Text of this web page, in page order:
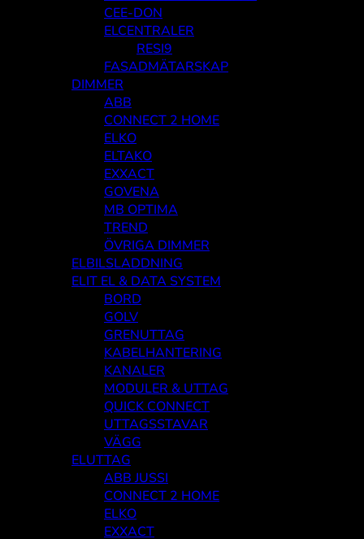
CEE-DON
ELCENTRALER
RESI9
FASADMÄTARSKAP
DIMMER
ABB
CONNECT 2 HOME
ELKO
ELTAKO
EXXACT
GOVENA
MB OPTIMA
TREND
ÖVRIGA DIMMER
ELBILSLADDNING
ELIT EL & DATA SYSTEM
BORD
GOLV
GRENUTTAG
KABELHANTERING
KANALER
MODULER & UTTAG
QUICK CONNECT
UTTAGSSTAVAR
VÄGG
ELUTTAG
ABB JUSSI
CONNECT 2 HOME
ELKO
EXXACT